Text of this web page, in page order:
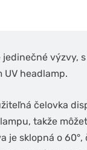
výzvy,
UV headlamp.
čelovka
takže
je sklopná o